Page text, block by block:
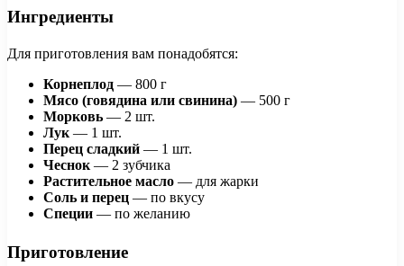
Ингредиенты
Для приготовления вам понадобятся:
Корнеплод — 800 г
Мясо (говядина или свинина) — 500 г
Морковь — 2 шт.
Лук — 1 шт.
Перец сладкий — 1 шт.
Чеснок — 2 зубчика
Растительное масло — для жарки
Соль и перец — по вкусу
Специи — по желанию
Приготовление